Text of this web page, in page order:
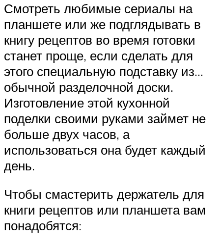
Смотреть любимые сериалы на
планшете или же подглядывать в
книгу рецептов во время готовки
станет проще, если сделать для
этого специальную подставку из…
обычной разделочной доски.
Изготовление этой кухонной
поделки своими руками займет не
больше двух часов, а
использоваться она будет каждый
день.
Чтобы смастерить держатель для
книги рецептов или планшета вам
понадобятся: